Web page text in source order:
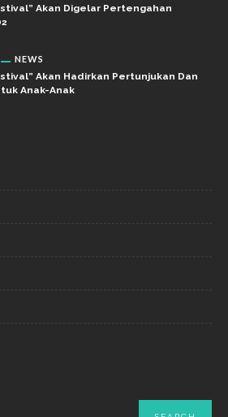
Akan Digelar Pertengahan
NEWS
Akan Hadirkan Pertunjukan Dan
Anak-Anak